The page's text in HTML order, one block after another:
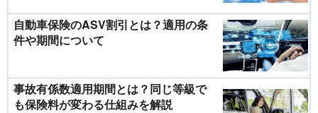
自動車保険のASV割引とは？適用の条
件や期間について
事故有係数適用期間とは？同じ等級で
も保険料が変わる仕組みを解説